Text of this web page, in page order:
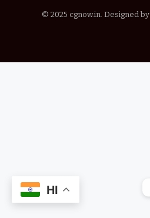
© 2025 cgnow.in. Designed by
HI